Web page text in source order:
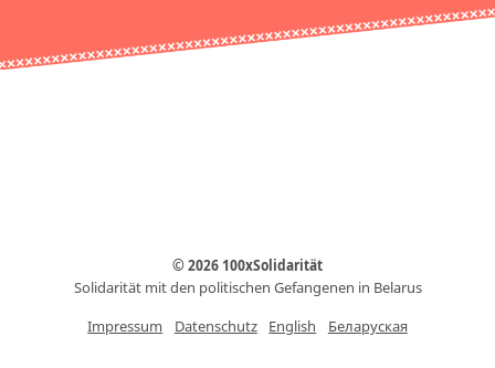
© 2026 100xSolidarität
Solidarität mit den politischen Gefangenen in Belarus
Impressum
Datenschutz English Беларуская